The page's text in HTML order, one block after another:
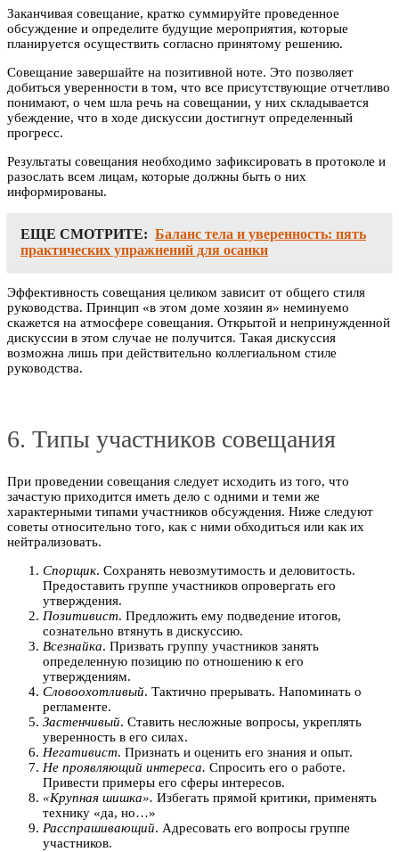
Заканчивая совещание, кратко суммируйте проведенное
обсуждение и определите будущие мероприятия, которые
планируется осуществить согласно принятому решению.
Совещание завершайте на позитивной ноте. Это позволяет
добиться уверенности в том, что все присутствующие отчетливо
понимают, о чем шла речь на совещании, у них складывается
убеждение, что в ходе дискуссии достигнут определенный
прогресс.
Результаты совещания необходимо зафиксировать в протоколе и
разослать всем лицам, которые должны быть о них
информированы.
ЕЩЕ СМОТРИТЕ: Баланс тела и уверенность: пять
практических упражнений для осанки
Эффективность совещания целиком зависит от общего стиля
руководства. Принцип «в этом доме хозяин я» неминуемо
скажется на атмосфере совещания. Открытой и непринужденной
дискуссии в этом случае не получится. Такая дискуссия
возможна лишь при действительно коллегиальном стиле
руководства.
6. Типы участников совещания
При проведении совещания следует исходить из того, что
зачастую приходится иметь дело с одними и теми же
характерными типами участников обсуждения. Ниже следуют
советы относительно того, как с ними обходиться или как их
нейтрализовать.
Спорщик. Сохранять невозмутимость и деловитость.
Предоставить группе участников опровергать его
утверждения.
Позитивист. Предложить ему подведение итогов,
сознательно втянуть в дискуссию.
Всезнайка. Призвать группу участников занять
определенную позицию по отношению к его
утверждениям.
Словоохотливый. Тактично прерывать. Напоминать о
регламенте.
Застенчивый. Ставить несложные вопросы, укреплять
уверенность в его силах.
Негативист. Признать и оценить его знания и опыт.
Не проявляющий интереса. Спросить его о работе.
Привести примеры его сферы интересов.
«Крупная шишка». Избегать прямой критики, применять
технику «да, но…»
Расспрашивающий. Адресовать его вопросы группе
участников.